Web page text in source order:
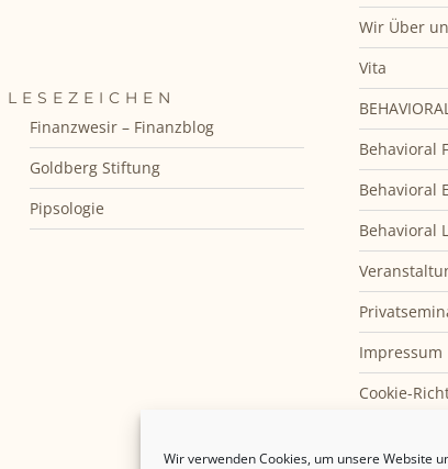
Wir verwenden Cookies, um unsere Website
LESEZEICHEN
Finanzwesir – Finanzblog
Goldberg Stiftung
Pipsologie
Wir Über
Vita
Behavioral
Behavioral
Behavioral
Impressum
Cookie-